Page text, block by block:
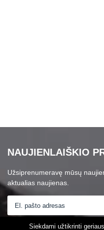
NAUJIENLAIŠKIO
Užsiprenumeravę mūsų
aktualias naujienas.
Susipažinau suPrivatumo
Siekdami užtikrinti